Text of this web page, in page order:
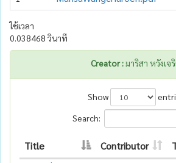
ใช้เวลา
0.038468 วินาที
Creator :มาริสา หวังเจ
Show
Search:
Title Contributor